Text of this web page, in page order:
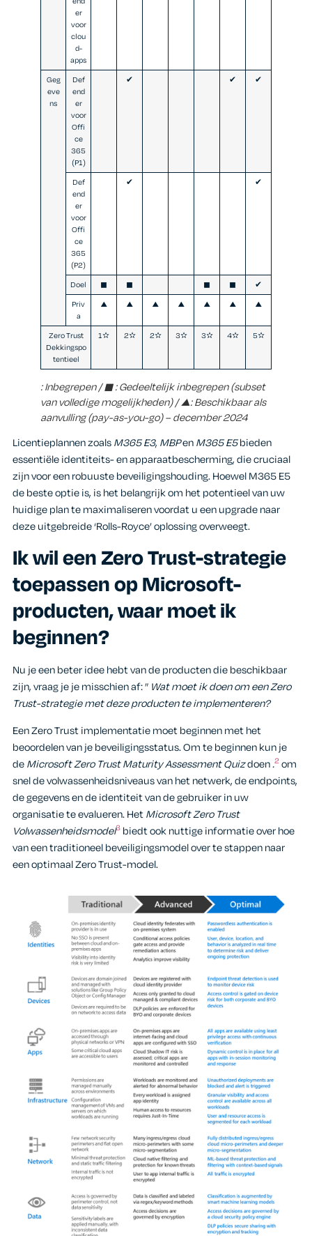
er
voor
clou
d-
apps
Geg
eve
ns
Def
end
er
voor
Offi
ce
365
(P1)
✔ ✔ ✔
Def
end
er
voor
Offi
ce
365
(P2)
✔ ✔
Doel ◼ ◼ ◼ ◼
✔
Priv
a
▲ ▲ ▲ ▲ ▲ ▲ ▲
Zero Trust
Dekkingspo
tentieel
1✫ 2✫ 2✫ 3✫ 3✫ 4✫ 5✫
: Inbegrepen / ◼ : Gedeeltelijk inbegrepen (subset
van volledige mogelijkheden) / ▲: Beschikbaar als
aanvulling (pay-as-you-go) – december 2024
Licentieplannen zoalsM365 E3, MBPenM365 E5bieden
essentiële identiteits- en apparaatbescherming, die cruciaal
zijn voor een robuuste beveiligingshouding. Hoewel M365 E5
de beste optie is, is het belangrijk om het potentieel van uw
huidige plan te maximaliseren voordat u een upgrade naar
deze uitgebreide ‘Rolls-Royce’ oplossing overweegt.
Ik wil een Zero Trust-strategie
toepassen op Microsoft-
producten, waar moet ik
beginnen?
Nu je een beter idee hebt van de producten die beschikbaar
zijn, vraag je je misschien af: ” Wat moet ik doen om een Zero
Trust-strategie met deze producten te implementeren?
Een Zero Trust implementatie moet beginnen met het
beoordelen van je beveiligingsstatus. Om te beginnen kun je
deMicrosoft Zero Trust Maturity Assessment Quizdoen.2om
snel de volwassenheidsniveaus van het netwerk, de endpoints,
de gegevens en de identiteit van de gebruiker in uw
organisatie te evalueren. HetMicrosoft Zero Trust
Volwassenheidsmodel3 biedt ook nuttige informatie over hoe
van een traditioneel beveiligingsmodel over te stappen naar
een optimaal Zero Trust-model.